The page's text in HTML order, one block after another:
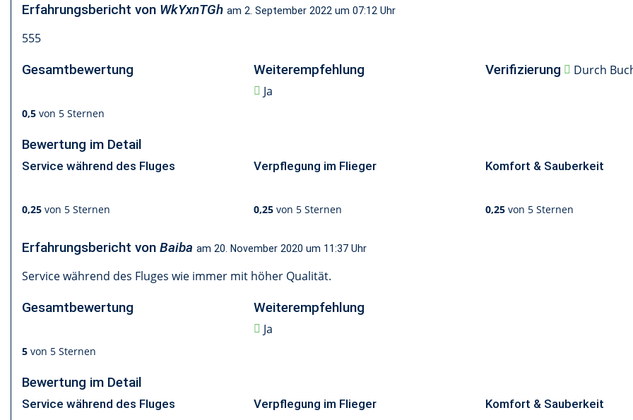
Erfahrungsbericht von WkYxnTGh am 2. September 2022 um 07:12 Uhr
555
Gesamtbewertung
0,5 von 5 Sternen
Weiterempfehlung
Ja
Verifizierung Durch
Bewertung im Detail
Service während des Fluges
0,25 von 5 Sternen
Verpflegung im Flieger
0,25 von 5 Sternen
Komfort & Sauberkeit
0,25 von 5 Sternen
Erfahrungsbericht von Baiba am 20. November 2020 um 11:37 Uhr
Service während des Fluges wie immer mit höher Qualität.
Gesamtbewertung
5 von 5 Sternen
Weiterempfehlung
Ja
Bewertung im Detail
Service während des Fluges Verpflegung im Flieger Komfort & Sauberkeit